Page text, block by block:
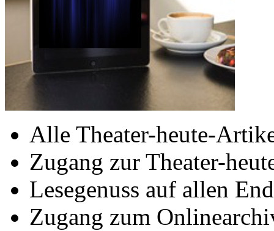
Alle Theater-heute-
Zugang zur Theater-
Lesegenuss auf allen
Zugang zum